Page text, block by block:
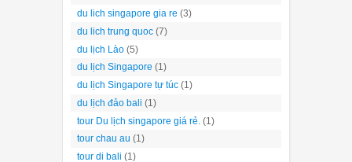
du lich singapore gia re (3)
du lich trung quoc (7)
du lịch Lào (5)
du lịch Singapore (1)
du lịch Singapore tự túc (1)
du lịch đảo bali (1)
tour Du lịch singapore giá rẻ. (1)
tour chau au (1)
tour di bali (1)